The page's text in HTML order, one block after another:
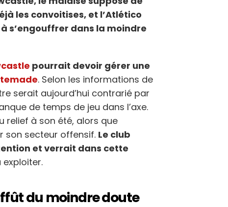
les convoitises, et l’Atlético
s’engouffrer dans la moindre
pourrait devoir gérer une
. Selon les informations de
serait aujourd’hui contrarié par
de temps de jeu dans l’axe.
relief à son été, alors que
son secteur offensif. Le club
et verrait dans cette
du moindre doute